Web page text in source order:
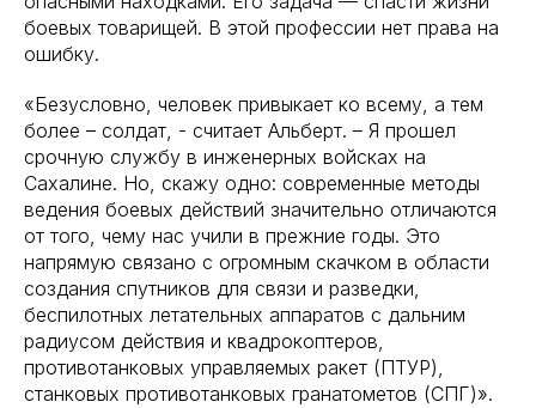
боевых товарищей. В этой профессии нет права на
ошибку.
«Безусловно, человек привыкает ко всему, а тем
более – солдат, - считает Альберт. – Я прошел
срочную службу в инженерных войсках на
Сахалине. Но, скажу одно: современные методы
ведения боевых действий значительно отличаются
от того, чему нас учили в прежние годы. Это
напрямую связано с огромным скачком в области
создания спутников для связи и разведки,
беспилотных летательных аппаратов с дальним
радиусом действия и квадрокоптеров,
противотанковых управляемых ракет (ПТУР),
станковых противотанковых гранатометов (СПГ)».